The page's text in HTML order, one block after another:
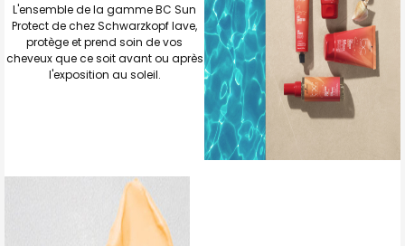
L'ensemble de la gamme BC Sun
Protect de chez Schwarzkopf lave,
protège et prend soin de vos
cheveux que ce soit avant ou après
l'exposition au soleil.